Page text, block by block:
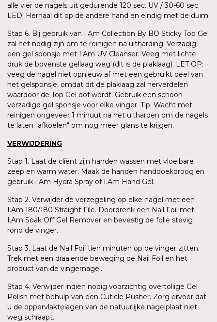
alle vier de nagels uit gedurende 120 sec. UV / 30-60 sec.
LED. Herhaal dit op de andere hand en eindig met de duim.
Stap 6. Bij gebruik van I.Am Collection By BO Sticky Top Gel
zal het nodig zijn om te reinigen na uitharding. Verzadig
een gel sponsje met I.Am UV Cleanser. Veeg met lichte
druk de bovenste gellaag weg (dit is de plaklaag). LET OP:
veeg de nagel niet opnieuw af met een gebruikt deel van
het gelsponsje, omdat dit de plaklaag zal herverdelen
waardoor de Top Gel dof wordt. Gebruik een schoon
verzadigd gel sponsje voor elke vinger. Tip: Wacht met
reinigen ongeveer 1 minuut na het uitharden om de nagels
te laten "afkoelen" om nog meer glans te krijgen.
VERWIJDERING
Stap 1. Laat de cliënt zijn handen wassen met vloeibare
zeep en warm water. Maak de handen handdoekdroog en
gebruik I.Am Hydra Spray of I.Am Hand Gel.
Stap 2. Verwijder de verzegeling op elke nagel met een
I.Am 180/180 Straight File. Doordrenk een Nail Foil met
I.Am Soak Off Gel Remover en bevestig de folie stevig
rond de vinger.
Stap 3. Laat de Nail Foil tien minuten op de vinger zitten.
Trek met een draaiende beweging de Nail Foil en het
product van de vingernagel.
Stap 4. Verwijder indien nodig voorzichtig overtollige Gel
Polish met behulp van een Cuticle Pusher. Zorg ervoor dat
u de oppervlaktelagen van de natuurlijke nagelplaat niet
weg schraapt.